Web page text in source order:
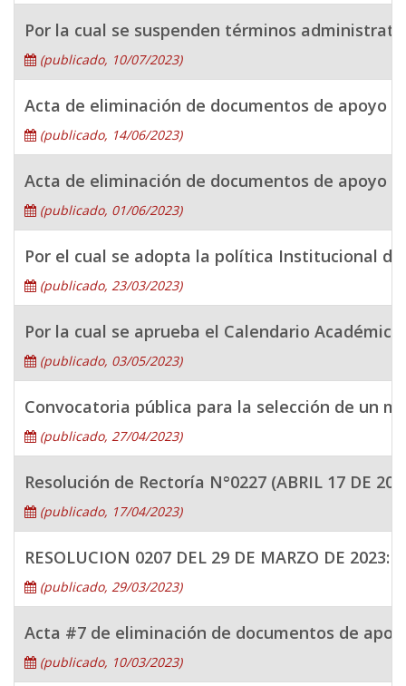
Por la cual se suspenden términos
(publicado, 10/07/2023)
Acta de eliminación de documentos de apoyo
(publicado, 14/06/2023)
Acta de eliminación de documentos de apoyo
(publicado, 01/06/2023)
Por el cual se adopta la política Institucional
(publicado, 23/03/2023)
Por la cual se aprueba el Calendario
(publicado, 03/05/2023)
Convocatoria pública para la selección de un
(publicado, 27/04/2023)
Resolución de Rectoría N°0227 (ABRIL 17 DE
(publicado, 17/04/2023)
RESOLUCION 0207 DEL 29 DE MARZO DE
(publicado, 29/03/2023)
Acta #7 de eliminación de documentos de
(publicado, 10/03/2023)